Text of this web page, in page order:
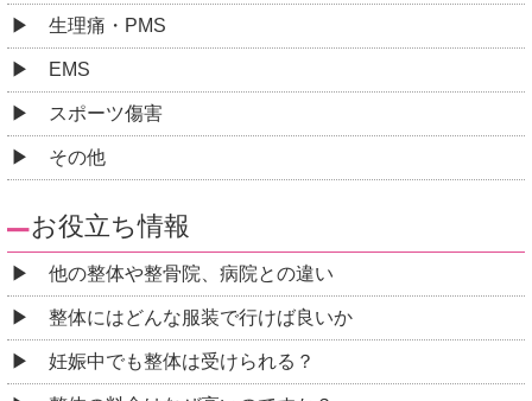
生理痛・PMS
EMS
スポーツ傷害
その他
お役立ち情報
他の整体や整骨院、病院との違い
整体にはどんな服装で行けば良いか
妊娠中でも整体は受けられる？